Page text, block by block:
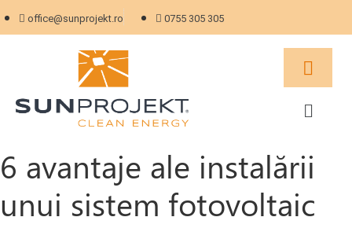
office@sunprojekt.ro 0755 305 305
6 avantaje ale instalării
unui sistem fotovoltaic